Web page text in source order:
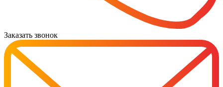
Заказать звонок